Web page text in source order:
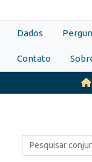
Dados
Contato